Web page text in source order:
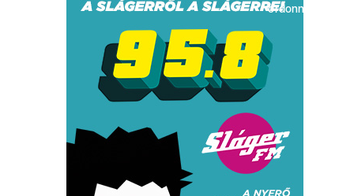
ordonnance